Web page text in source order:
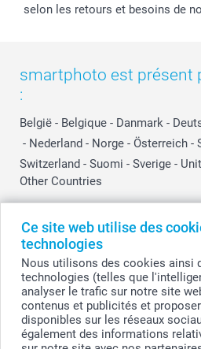
Ce site web utilise des
technologies
Nous utilisons des cookies ainsi
technologies (telles que
analyser le trafic sur notre site
contenus et publicités et
disponibles sur les réseaux
également des informations
selon les retours et besoins de
smartphoto est présent
:
België - Belgique - Danmark -
- Nederland - Norge - Österreich -
Switzerland - Suomi - Sverige -
Other Countries
© smartphoto group. Tous droits
smartphoto group SA.
Siège social : Kwatrechtsteenweg 160,
Numéro de TVA BE 0405.706.755
Numéro d'entreprise 0405.706.755.
Tous les prix sont en EURO (€), TVA